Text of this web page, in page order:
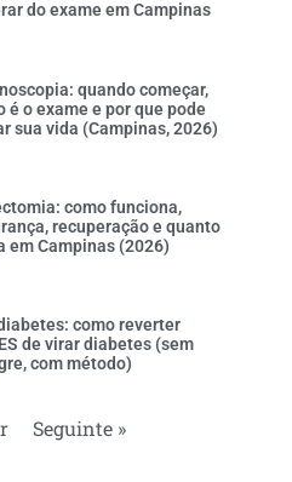
do exame em Campinas
quando começar,
é o exame e por que pode
sua vida (Campinas, 2026)
como funciona,
recuperação e quanto
em Campinas (2026)
como reverter
de virar diabetes (sem
com método)
Seguinte »